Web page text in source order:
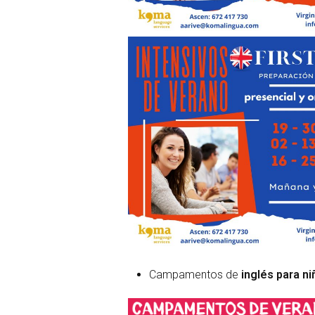
Campamentos de inglés para